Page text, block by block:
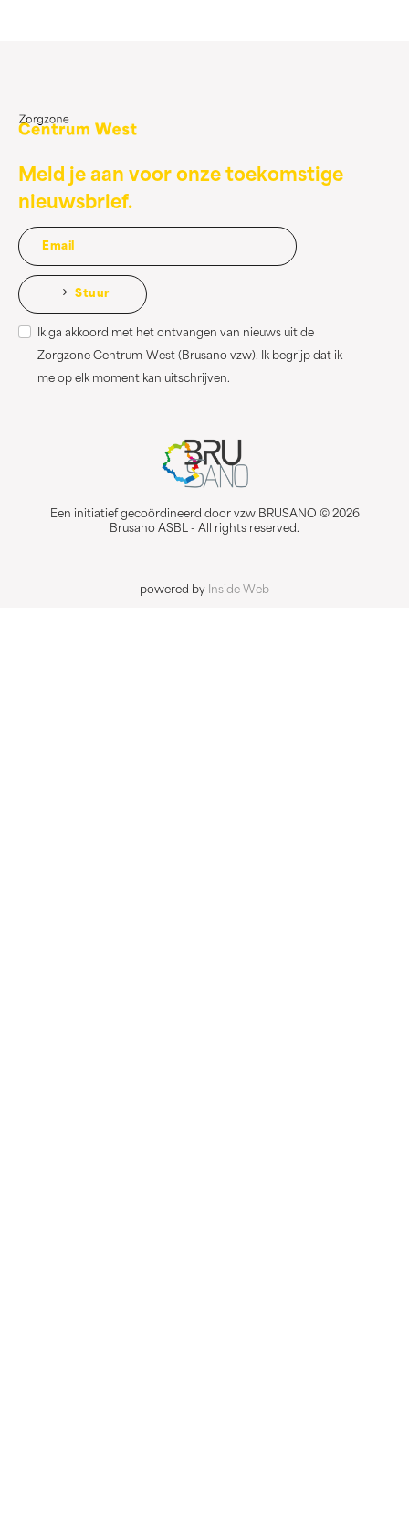
Meld je aan voor onze toekomstige
nieuwsbrief.
Stuur
Ik ga akkoord met het ontvangen van nieuws uit de
Zorgzone Centrum-West (Brusano vzw). Ik begrijp dat ik
me op elk moment kan uitschrijven.
Een initiatief gecoördineerd door vzw BRUSANO © 2026
Brusano ASBL - All rights reserved.
powered by Inside Web